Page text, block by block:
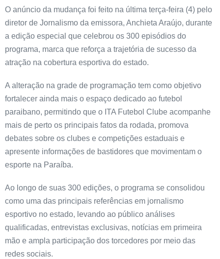
O anúncio da mudança foi feito na última terça-feira (4) pelo
diretor de Jornalismo da emissora, Anchieta Araújo, durante
a edição especial que celebrou os 300 episódios do
programa, marca que reforça a trajetória de sucesso da
atração na cobertura esportiva do estado.
A alteração na grade de programação tem como objetivo
fortalecer ainda mais o espaço dedicado ao futebol
paraibano, permitindo que o ITA Futebol Clube acompanhe
mais de perto os principais fatos da rodada, promova
debates sobre os clubes e competições estaduais e
apresente informações de bastidores que movimentam o
esporte na Paraíba.
Ao longo de suas 300 edições, o programa se consolidou
como uma das principais referências em jornalismo
esportivo no estado, levando ao público análises
qualificadas, entrevistas exclusivas, notícias em primeira
mão e ampla participação dos torcedores por meio das
redes sociais.